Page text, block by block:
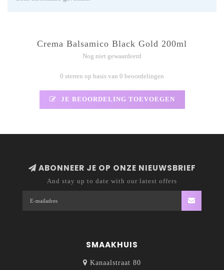
Crema Balsamico Black Gold 200ml
Nog niet gewaardeerd
0 sterren op basis van 0 beoordelingen
JE BEOORDELING TOEVOEGEN
ABONNEER JE OP ONZE NIEUWSBRIEF
And stay up to date with our latest offers
SMAAKHUIS
Kanaalstraat 80